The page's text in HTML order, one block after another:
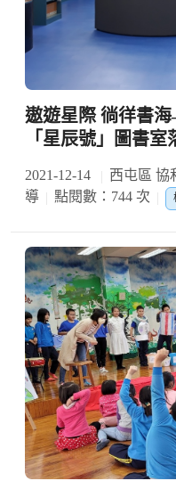
遨遊星際 徜徉書
「星辰號」圖書室
2021-12-14
西屯區 協
導
點閱數：744 次